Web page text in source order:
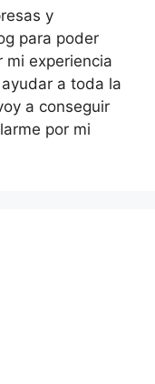
y
para poder
mi experiencia
a toda la
a conseguir
por mi